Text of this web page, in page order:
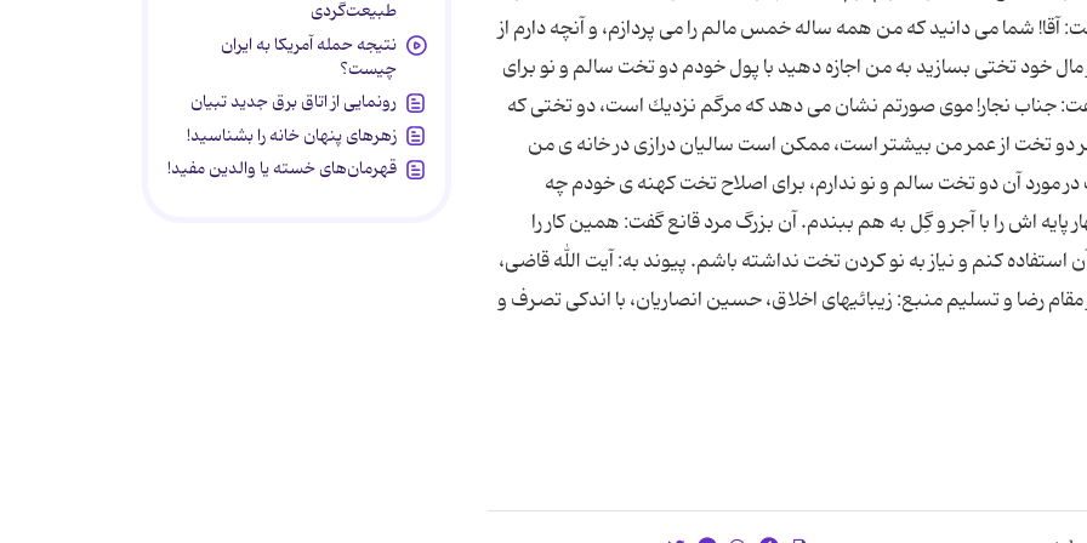
شما مى دانید كه من همه ساله خمس مالم را مى پردازم، و آنچه دارم از
خود تختى بسازید به من اجازه دهید با پول خودم دو تخت سالم و نو براى
جناب نجار! موى صورتم نشان مى دهد كه مرگم نزدیك است، دو تختى كه
تخت از عمر من بیشتر است، ممكن است سالیان درازى در خانه ى من
مورد آن دو تخت سالم و نو ندارم، براى اصلاح تخت كهنه ى خودم چه
اش را با آجر و گِل به هم ببندم. آن بزرگ مرد قانع گفت: همین كار را
استفاده كنم و نیاز به نو كردن تخت نداشته باشم. پیوند به: آیت الله قاضی،
مقام رضا و تسلیم منبع: زیبائیهای اخلاق، حسین انصاریان، با اندکی تصرف و
طبیعت‌گردی
نتیجه حمله آمریکا به ایران
چیست؟
رونمایی از اتاق برق جدید تبیان
زهرهای پنهان خانه را بشناسید!
قهرمان‌های خسته یا والدین مفید!